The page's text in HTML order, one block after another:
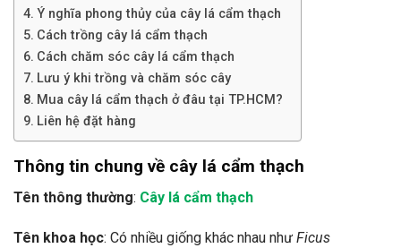
Ý nghĩa phong thủy của cây lá cẩm thạch
Cách trồng cây lá cẩm thạch
Cách chăm sóc cây lá cẩm thạch
Lưu ý khi trồng và chăm sóc cây
Mua cây lá cẩm thạch ở đâu tại TP.HCM?
Liên hệ đặt hàng
Thông tin chung về cây lá cẩm thạch
Tên thông thường: Cây lá cẩm thạch
Tên khoa học: Có nhiều giống khác nhau như Ficus